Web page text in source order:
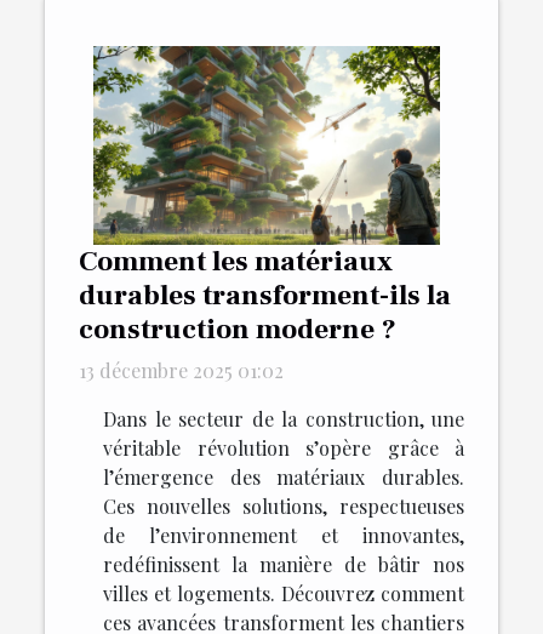
Comment les matériaux
durables transforment-ils la
construction moderne ?
13 décembre 2025 01:02
Dans le secteur de la construction, une
véritable révolution s’opère grâce à
l’émergence des matériaux durables.
Ces nouvelles solutions, respectueuses
de l’environnement et innovantes,
redéfinissent la manière de bâtir nos
villes et logements. Découvrez comment
ces avancées transforment les chantiers